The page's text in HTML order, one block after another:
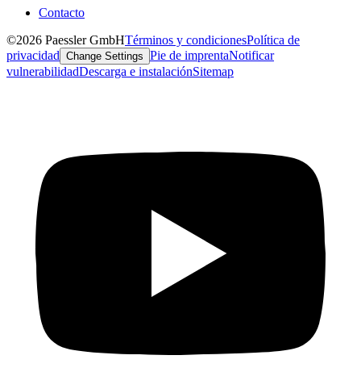
Contacto
©2026 Paessler GmbHTérminos y condicionesPolítica de
privacidad Change Settings Pie de imprentaNotificar
vulnerabilidadDescarga e instalaciónSitemap